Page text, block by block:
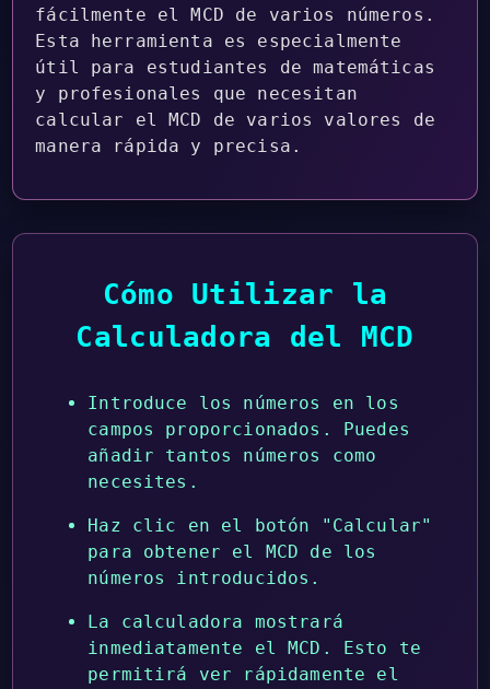
fácilmente el MCD de varios números.
Esta herramienta es especialmente
útil para estudiantes de matemáticas
y profesionales que necesitan
calcular el MCD de varios valores de
manera rápida y precisa.
Cómo Utilizar la
Calculadora del MCD
Introduce los números en los
campos proporcionados. Puedes
añadir tantos números como
necesites.
Haz clic en el botón "Calcular"
para obtener el MCD de los
números introducidos.
La calculadora mostrará
inmediatamente el MCD. Esto te
permitirá ver rápidamente el